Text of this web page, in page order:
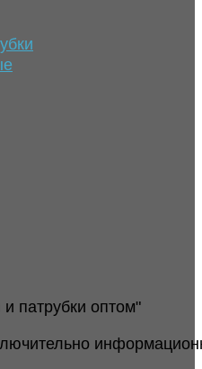
патрубки оптом"